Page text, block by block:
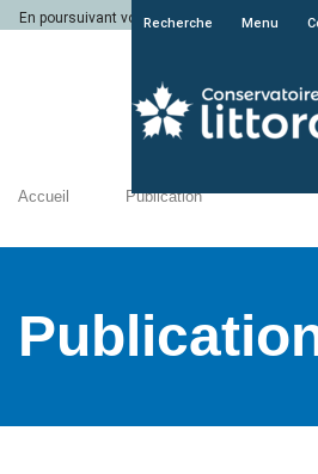
En poursuivant votre navigation sur le site
Recherche Menu
Accueil Publication